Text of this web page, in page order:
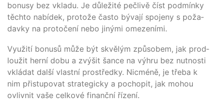
bonu­sy bez vkla­du. Je důleži­té peč­li­vě číst pod­mín­ky
těch­to nabí­dek, pro­tože čas­to býva­jí spo­je­ny s poža­
dav­ky na pro­točení nebo jiný­mi omezeními.
Využi­tí bonusů může být skvělým způ­s­o­bem, jak prod­
loužit herní dobu a zvýšit šan­ce na výh­ru bez nut­nos­ti
vklá­dat další vlast­ní pro­s­třed­ky. Nic­mé­ně, je tře­ba k
nim přis­tu­po­vat stra­te­gi­cky a pocho­pit, jak mohou
ovliv­nit vaše cel­ko­vé finanční řízení.